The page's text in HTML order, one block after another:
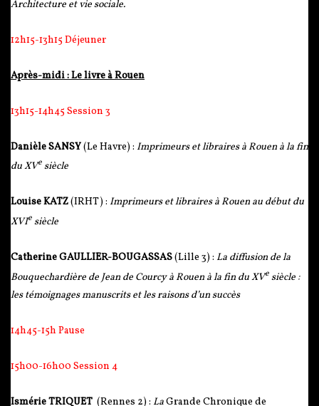
Architecture et vie sociale.
12h15-13h15 Déjeuner
Après-midi : Le livre à Rouen
13h15-14h45 Session 3
Danièle SANSY(Le Havre) : Imprimeurs et libraires à Rouen à la fin
du XVesiècle
Louise KATZ(IRHT) : Imprimeurs et libraires à Rouen au début du
XVIesiècle
Catherine GAULLIER-BOUGASSAS(Lille 3) : La diffusion de la
Bouquechardière de Jean de Courcy à Rouen à la fin du XVesiècle :
les témoignages manuscrits et les raisons d’un succès
14h45-15h Pause
15h00-16h00 Session 4
Ismérie TRIQUET (Rennes 2) : LaGrande Chronique de